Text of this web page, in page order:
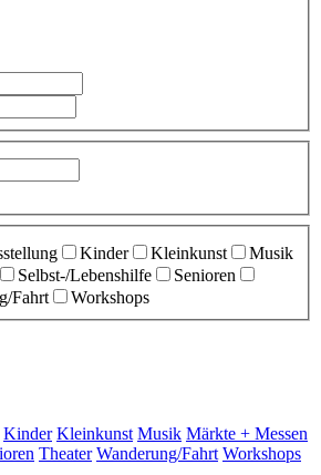
Kinder Kleinkunst
Musik
Selbst-/Lebenshilfe
Senioren
Fahrt Workshops
Kinder Kleinkunst Musik Märkte + Messen
Theater Wanderung/Fahrt Workshops